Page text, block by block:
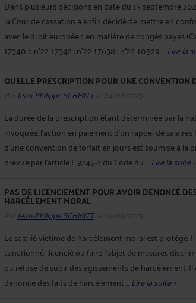
Dans plusieurs décisions en date du 13 septembre
la Cour de cassation a enfin décidé de mettre en
avec le droit européen en matière de congés payés
17340 à n°22-17342 ; n°22-17638 ; n°22-10529 ...Lire la
QUELLE PRESCRIPTION POUR UNE CONVENTION
Par Jean-Philippe SCHMITTle 04/08/2023
La durée de la prescription étant déterminée par la
invoquée, l'action en paiement d'un rappel de
d'une convention de forfait en jours est soumise à la
prévue par l'article L 3245-1 du Code du ...Lire la suite >
PAS DE LICENCIEMENT POUR AVOIR DÉNONCÉ
HARCÈLEMENT MORAL
Par Jean-Philippe SCHMITTle 09/05/2023
Le salarié victime de harcèlement moral est protégé.
sanctionné, licencié ou faire l’objet de mesures
ou refusé de subir des agissements de harcèlement. Il
dénonce des faits de harcèlement ...Lire la suite >